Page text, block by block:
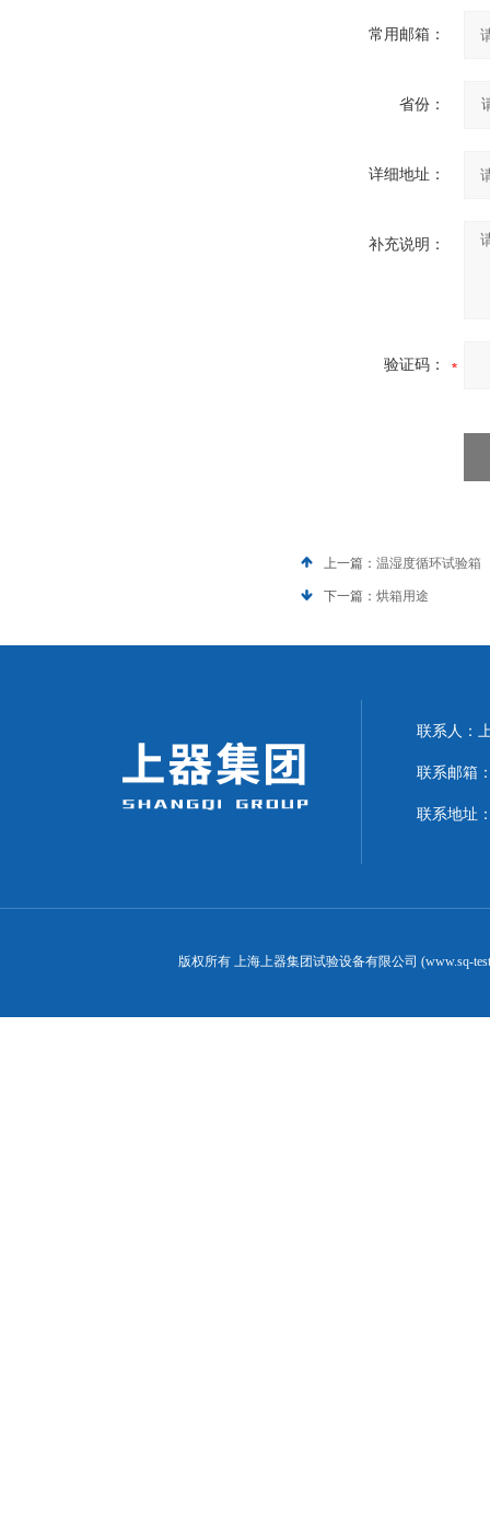
常用邮箱：
省份：
详细地址：
补充说明：
验证码：
上一篇： 温湿度循环试验箱
下一篇： 烘箱用途
联系人：
联系邮箱
联系地址
版权所有 上海上器集团试验设备有限公司 (www.sq-